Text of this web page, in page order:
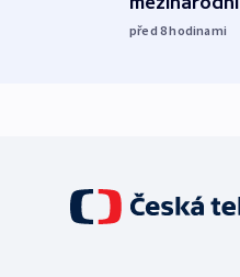
před 8hodinami